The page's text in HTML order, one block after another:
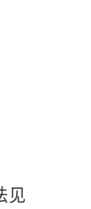
见